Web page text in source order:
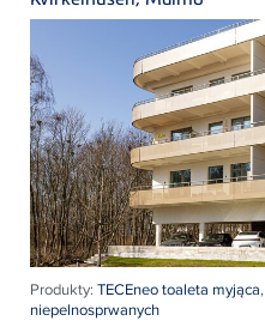
Produkty: TECEneo toaleta myjąca,
niepelnosprwanych